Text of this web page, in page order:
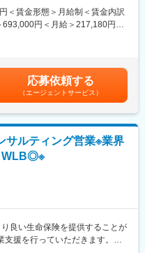
関係構築
適な保険商品の提案
では、会社紹介や企業文化、制
経営層からのメッセージや同期
OJTによる実践的な指導を行い
サポートするため、未経験の
。さらに、定期的な勉強会や
実に身につけ、継続的な成長
働き方を支援しています。育児
わせた勤務時間の調整が可能
ます。デジタルツールを活用し
より、生産性の高い働き方が推
＜賃金形態＞月給制＜賃金内訳
円＜月給＞217,180円～
217,180円）～780万円（月給
くまでも目安の金額であり、
ります。月給(月額)は固定手当を
応募依頼する
（エージェントサービス）
サルティング営業※業界
WLB◎※
良い生命保険を提供することが
支援を行っていただきます。弊